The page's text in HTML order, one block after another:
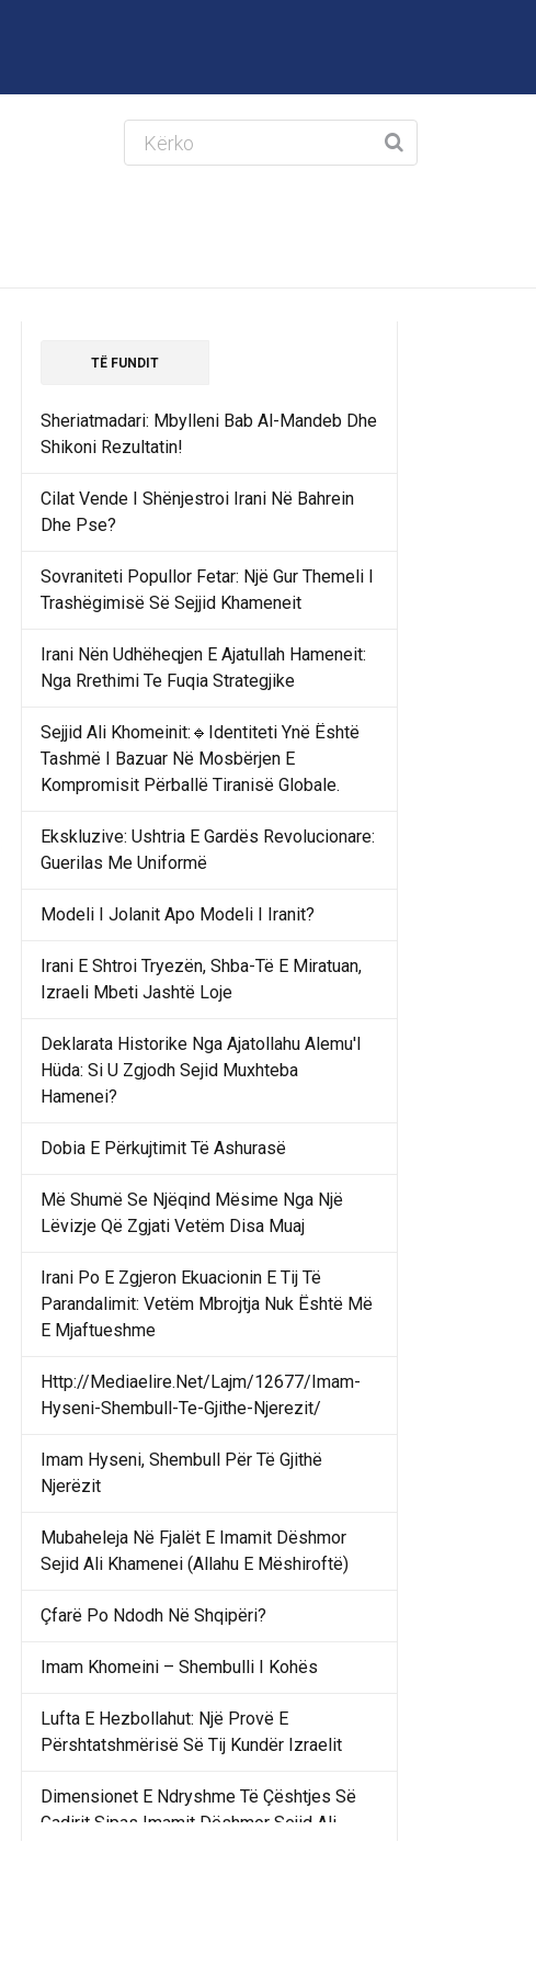
TË FUNDIT
Sheriatmadari: Mbylleni Bab Al-Mandeb Dhe
Shikoni Rezultatin!
Cilat Vende I Shënjestroi Irani Në Bahrein
Dhe Pse?
Sovraniteti Popullor Fetar: Një Gur Themeli I
Trashëgimisë Së Sejjid Khameneit
Irani Nën Udhëheqjen E Ajatullah Hameneit:
Nga Rrethimi Te Fuqia Strategjike
Sejjid Ali Khomeinit:🔹Identiteti Ynë Është
Tashmë I Bazuar Në Mosbërjen E
Kompromisit Përballë Tiranisë Globale.
Ekskluzive: Ushtria E Gardës Revolucionare:
Guerilas Me Uniformë
Modeli I Jolanit Apo Modeli I Iranit?
Irani E Shtroi Tryezën, Shba-Të E Miratuan,
Izraeli Mbeti Jashtë Loje
Deklarata Historike Nga Ajatollahu Alemu'l
Hüda: Si U Zgjodh Sejid Muxhteba
Hamenei?
Dobia E Përkujtimit Të Ashurasë
Më Shumë Se Njëqind Mësime Nga Një
Lëvizje Që Zgjati Vetëm Disa Muaj
Irani Po E Zgjeron Ekuacionin E Tij Të
Parandalimit: Vetëm Mbrojtja Nuk Është Më
E Mjaftueshme
Http://Mediaelire.Net/Lajm/12677/Imam-
Hyseni-Shembull-Te-Gjithe-Njerezit/
Imam Hyseni, Shembull Për Të Gjithë
Njerëzit
Mubaheleja Në Fjalët E Imamit Dëshmor
Sejid Ali Khamenei (Allahu E Mëshiroftë)
Çfarë Po Ndodh Në Shqipëri?
Imam Khomeini – Shembulli I Kohës
Lufta E Hezbollahut: Një Provë E
Përshtatshmërisë Së Tij Kundër Izraelit
Dimensionet E Ndryshme Të Çështjes Së
Gadirit Sipas Imamit Dëshmor Sejid Ali